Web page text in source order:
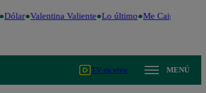
Dólar Valentina Valiente Lo último Me Caigo de Risa
TV en vivo MENÚ